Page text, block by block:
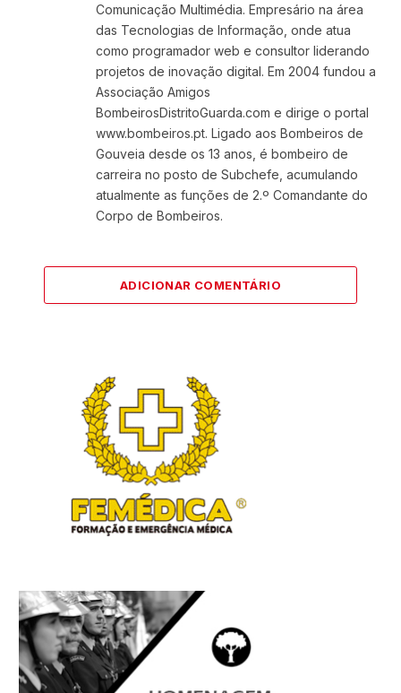
Comunicação Multimédia. Empresário na área
das Tecnologias de Informação, onde atua
como programador web e consultor liderando
projetos de inovação digital. Em 2004 fundou a
Associação Amigos
BombeirosDistritoGuarda.com e dirige o portal
www.bombeiros.pt. Ligado aos Bombeiros de
Gouveia desde os 13 anos, é bombeiro de
carreira no posto de Subchefe, acumulando
atualmente as funções de 2.º Comandante do
Corpo de Bombeiros.
ADICIONAR COMENTÁRIO